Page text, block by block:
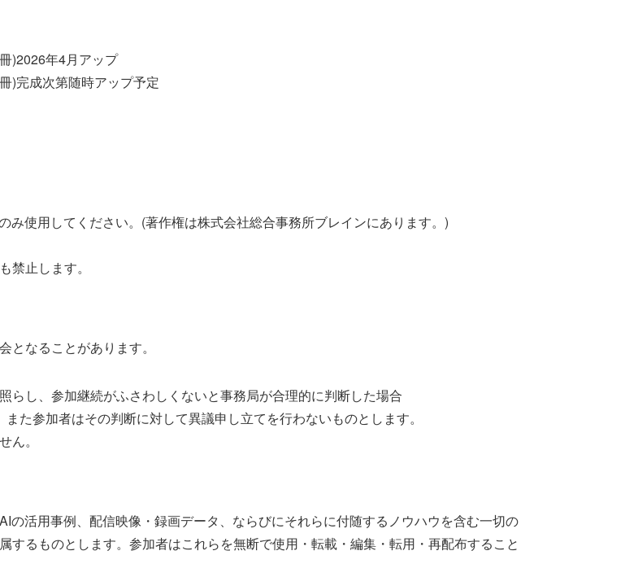
)2026年4月アップ
)完成次第随時アップ予定
み使用してください。(著作権は株式会社総合事務所ブレインにあります。)
禁止します。
なることがあります。
らし、参加継続がふさわしくないと事務局が合理的に判断した場合
た参加者はその判断に対して異議申し立てを行わないものとします。
ん。
の活用事例、配信映像・録画データ、ならびにそれらに付随するノウハウを含む一切の
るものとします。参加者はこれらを無断で使用・転載・編集・転用・再配布すること